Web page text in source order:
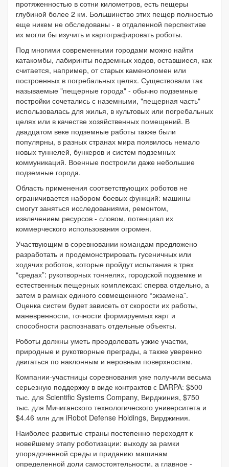
протяженностью в сотни километров, есть пещеры
глубиной более 2 км. Большинство этих пещер полностью
еще никем не обследованы - в отдаленной перспективе
их могли бы изучить и картографировать роботы.
Под многими современными городами можно найти
катакомбы, лабиринты подземных ходов, оставшиеся, как
считается, например, от старых каменоломен или
построенных в погребальных целях. Существовали так
называемые "пещерные города" - обычно подземные
постройки сочетались с наземными, "пещерная часть"
использовалась для жилья, в культовых или погребальных
целях или в качестве хозяйственных помещений. В
двадцатом веке подземные работы также были
популярны, в разных странах мира появилось немало
новых туннелей, бункеров и систем подземных
коммуникаций. Военные построили даже небольшие
подземные города.
Область применения соответствующих роботов не
ограничивается набором боевых функций: машины
смогут заняться исследованиями, ремонтом,
извлечением ресурсов - словом, потенциал их
коммерческого использования огромен.
Участвующим в соревновании командам предложено
разработать и продемонстрировать гусеничных или
ходячих роботов, которые пройдут испытания в трех
“средах”: рукотворных тоннелях, городской подземке и
естественных пещерных комплексах: сперва отдельно, а
затем в рамках единого совмещенного “экзамена”.
Оценка систем будет зависеть от скорости их работы,
маневренности, точности формируемых карт и
способности распознавать отдельные объекты.
Роботы должны уметь преодолевать узкие участки,
природные и рукотворные преграды, а также уверенно
двигаться по наклонным и неровным поверхностям.
Компании-участницы соревнования уже получили весьма
серьезную поддержку в виде контрактов с DARPA: $500
тыс. для Scientific Systems Company, Вирджиния, $750
тыс. для Мичиганского технологического университета и
$4.46 млн для iRobot Defense Holdings, Вирджиния.
Наиболее развитые страны постепенно переходят к
новейшему этапу роботизации: выходу за рамки
упорядоченной среды и приданию машинам
определенной доли самостоятельности, а главное -